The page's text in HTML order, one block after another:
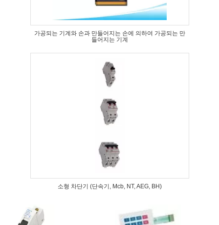
가공되는 기계와 손과 만들어지는 손에 의하여 가공되는 만
들어지는 기계
소형 차단기 (단속기, Mcb, NT, AEG, BH)